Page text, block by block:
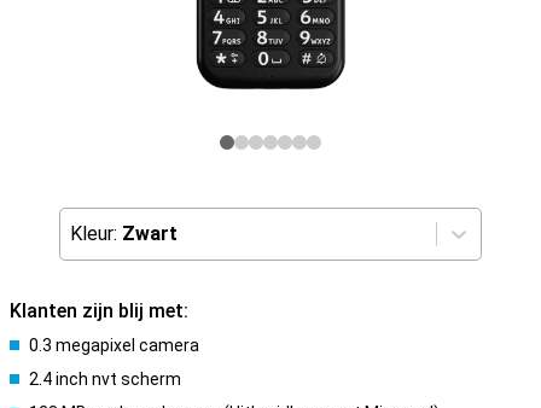
Kleur: Zwart
Klanten zijn blij met:
0.3 megapixel camera
2.4 inch nvt scherm